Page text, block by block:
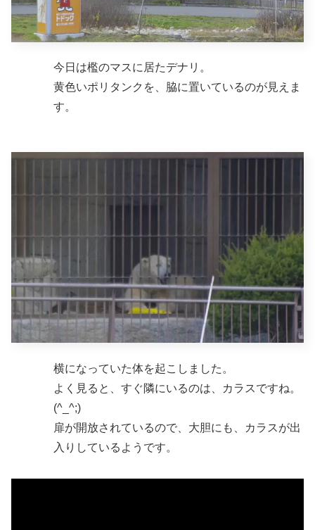
今日は檻のマスに居たデナリ。
黄色いポリタンクを、脇に置いているのが見えま
す。
横になっていた体を起こしました。
よく見ると、すぐ隣にいるのは、カラスですね。
(^_^;)
扉が開放されているので、大胆にも、カラスが出
入りしているようです。